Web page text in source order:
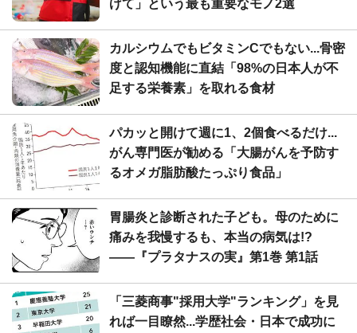
げて」という最も重要なモノ2選
カルシウムでもビタミンCでもない...骨密
度と認知機能に直結「98%の日本人が不
足する栄養素」を取れる食材
パカッと開けて週に1、2個食べるだけ...
がん専門医が勧める「大腸がんを予防す
るオメガ脂肪酸たっぷり食品」
胃腸炎と診断された子ども。母のために
痛みを我慢するも、本当の病気は!?
――『プラタナスの実』第1巻 第1話
「三菱商事"採用大学"ランキング」を見
れば一目瞭然...学歴社会・日本で成功に